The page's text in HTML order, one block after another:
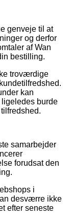
genveje til at
og derfor
af Wan
bestilling.
troværdige
kan
burde
samarbejder
forudsat den
i
desværre ikke
efter seneste